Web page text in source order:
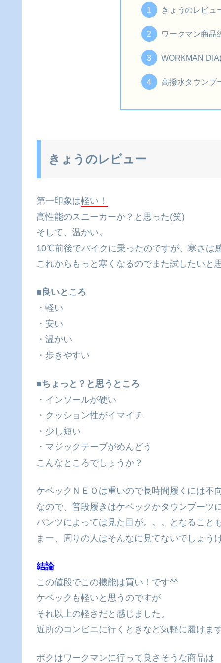
きょうのレビュ
ワークマン商品
WORKMAN
高撥水タウンブ
きょうのレビュー
第一印象は軽い！
高性能のスニーカーか？と思った(笑)
そして、温かい。
10℃前後でバイクに乗ったのですが、寒さは
これからもっと寒くなるのでまた試したいと
■良いところ
・軽い
・安い
・温かい
・歩きやすい
■ちょっと？と思うところ
・インソールが硬い
・クッション性がイマイチ
・少し短い
・マジックテープがめんどう
こんなところでしょうか？
ケベックＮＥＯは重いので長時間履くには不
なので、普段履きはケベックかタウンブーツ
パンツによっては見た目が。。。となること
まー、周りの人はそんなに見てないでしょう
結論
この値段でこの機能は買い！です^^
ケベックも軽いと思うのですが
それ以上の軽さだと感じました。
近所のコンビニに行くときなど気軽に履けま
ボクはワークマンに行って良さそうな商品は